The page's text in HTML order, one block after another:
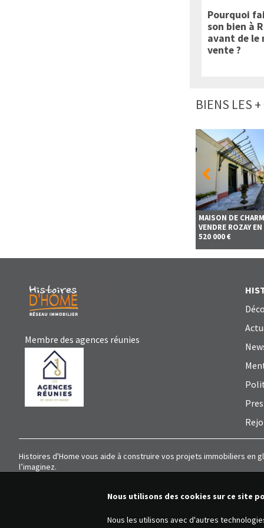
Pourquoi
son bien à
avant de le
vente ?
BIENS LES
MAISON DE
VENDRE ROZAY
520 000 €
Membre des agences réunies
Histoires d'Home vous aide à construire vos projets immobiliers en
l’imaginez.
Nous utilisons des cookies sur ce site
Nous les utilisons avec d'autres